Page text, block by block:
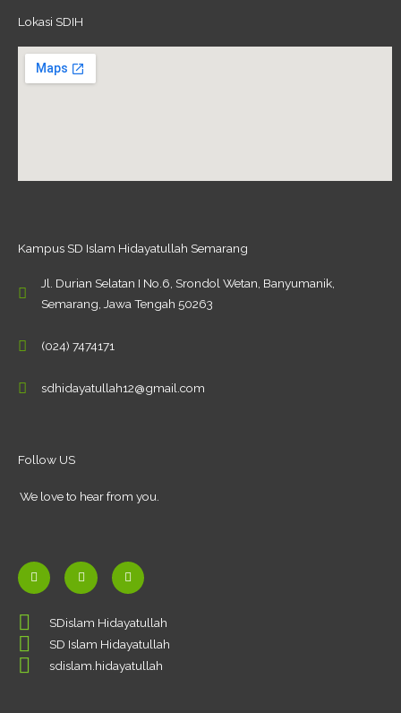
Lokasi SDIH
Kampus SD Islam Hidayatullah Semarang
Jl. Durian Selatan I No.6, Srondol Wetan, Banyumanik,
Semarang, Jawa Tengah 50263
(024) 7474171
sdhidayatullah12@gmail.com
Follow US
We love to hear from you.
F
Y
u
u
e
I
s
t
a
r
SDislam Hidayatullah
SD Islam Hidayatullah
sdislam.hidayatullah